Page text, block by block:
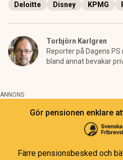
Deloitte Disney KPMG
Torbjörn Karlgren
Reporter på Dagens
bland annat bevakar
ANNONS
Gör pensionen enklare
Färre pensionsbesked och